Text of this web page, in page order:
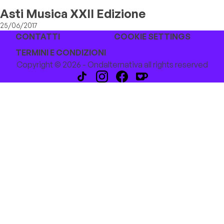
Asti Musica XXII Edizione
25/06/2017
CONTATTI
COOKIE SETTINGS
TERMINI E CONDIZIONI
Copyright © 2026 - Ondalternativa all rights reserved